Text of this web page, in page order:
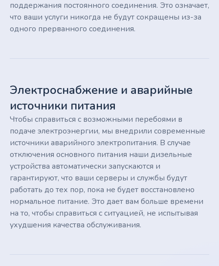
поддержания постоянного соединения. Это означает,
что ваши услуги никогда не будут сокращены из-за
одного прерванного соединения.
Электроснабжение и аварийные
источники питания
Чтобы справиться с возможными перебоями в
подаче электроэнергии, мы внедрили современные
источники аварийного электропитания. В случае
отключения основного питания наши дизельные
устройства автоматически запускаются и
гарантируют, что ваши серверы и службы будут
работать до тех пор, пока не будет восстановлено
нормальное питание. Это дает вам больше времени
на то, чтобы справиться с ситуацией, не испытывая
ухудшения качества обслуживания.